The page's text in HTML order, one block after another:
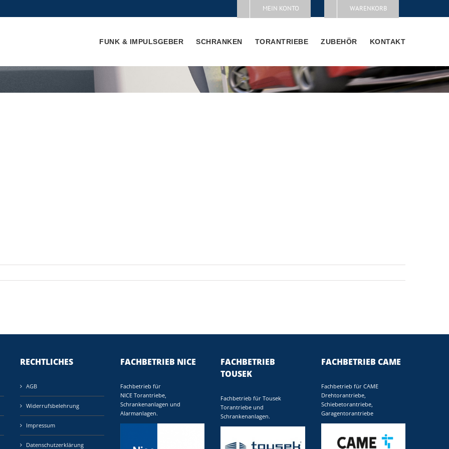
MEIN KONTO WARENKORB
FUNK & IMPULSGEBER SCHRANKEN TORANTRIEBE ZUBEHÖR KONTAKT
RECHTLICHES
AGB
Widerrufsbelehrung
Impressum
Datenschutzerklärung
FACHBETRIEB NICE
Fachbetrieb für
NICE Torantriebe,
Schrankenanlagen und
Alarmanlagen.
FACHBETRIEB
TOUSEK
Fachbetrieb für Tousek
Torantriebe und
Schrankenanlagen.
FACHBETRIEB CAME
Fachbetrieb für CAME
Drehtorantriebe,
Schiebetorantriebe,
Garagentorantriebe